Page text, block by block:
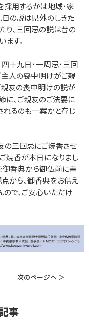
採用するかは地域・家
日の説は県外のしきた
り、三回忌の説は昔の
す。
十九日・一周忌・三回
主人の喪中明けがご親
友の喪中明けの説が
に、ご親友のご法要に
れるのも一案かと存じ
の三回忌にご焼香させ
ご焼香が本日になりまし
御香典から御仏前に書
から、御香典をお供え
で、ご安心いただけ
次のページへ ＞
事